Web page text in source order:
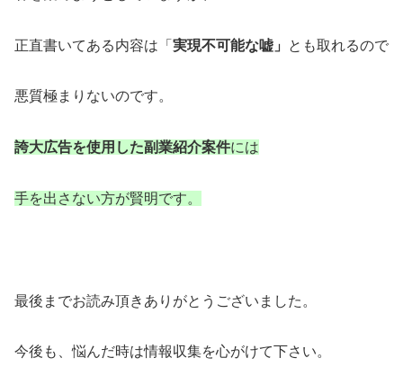
正直書いてある内容は「 実現不可能な嘘」 とも取れるので
悪質極まりないのです。
誇大広告を使用した副業紹介案件には
手を出さない方が賢明です。
最後までお読み頂きありがとうございました。
今後も、悩んだ時は情報収集を心がけて下さい。